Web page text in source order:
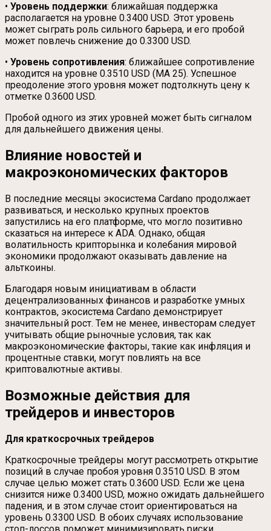
• Уровень поддержки: ближайшая поддержка
располагается на уровне 0.3400 USD. Этот уровень
может сыграть роль сильного барьера, и его пробой
может повлечь снижение до 0.3300 USD.
• Уровень сопротивления: ближайшее сопротивление
находится на уровне 0.3510 USD (MA 25). Успешное
преодоление этого уровня может подтолкнуть цену к
отметке 0.3600 USD.
Пробой одного из этих уровней может быть сигналом
для дальнейшего движения цены.
Влияние новостей и
макроэкономических факторов
В последние месяцы экосистема Cardano продолжает
развиваться, и несколько крупных проектов
запустились на его платформе, что могло позитивно
сказаться на интересе к ADA. Однако, общая
волатильность крипторынка и колебания мировой
экономики продолжают оказывать давление на
альткоины.
Благодаря новым инициативам в области
децентрализованных финансов и разработке умных
контрактов, экосистема Cardano демонстрирует
значительный рост. Тем не менее, инвесторам следует
учитывать общие рыночные условия, так как
макроэкономические факторы, такие как инфляция и
процентные ставки, могут повлиять на все
криптовалютные активы.
Возможные действия для
трейдеров и инвесторов
Для краткосрочных трейдеров
Краткосрочные трейдеры могут рассмотреть открытие
позиций в случае пробоя уровня 0.3510 USD. В этом
случае целью может стать 0.3600 USD. Если же цена
снизится ниже 0.3400 USD, можно ожидать дальнейшего
падения, и в этом случае стоит ориентироваться на
уровень 0.3300 USD. В обоих случаях использование